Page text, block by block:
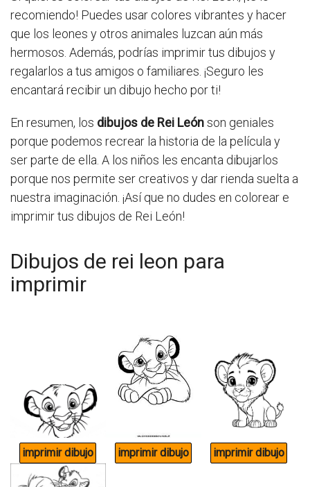
recomiendo! Puedes usar colores vibrantes y hacer
que los leones y otros animales luzcan aún más
hermosos. Además, podrías imprimir tus dibujos y
regalarlos a tus amigos o familiares. ¡Seguro les
encantará recibir un dibujo hecho por ti!
En resumen, los dibujos de Rei Leónson geniales
porque podemos recrear la historia de la película y
ser parte de ella. A los niños les encanta dibujarlos
porque nos permite ser creativos y dar rienda suelta a
nuestra imaginación. ¡Así que no dudes en colorear e
imprimir tus dibujos de Rei León!
Dibujos de rei leon para
imprimir